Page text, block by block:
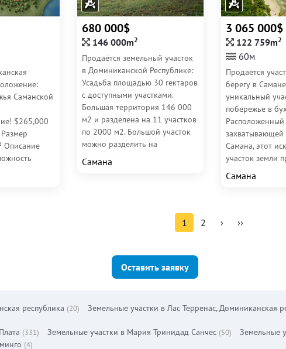
Саманской
$265,000
Описание
площадью
680 000$
146 000m2
Продаётся земельный участок
в Доминиканской Республике:
Усадьба площадью 30 гектаров
с доступными участками.
Большая территория 146 000
м2 и разделена на 11 участков
по 2000 м2. Большой участок
можно разделить на
дополнительные лоты для...
Самана
3 065 000$
122 759m2
60м
Продается
берегу в
уникальный
побережье в
Расположенный
захватывающей
Самана, этот
участок земли
неповторимую
для
Самана
1 2 › ››
Оставить заявку
республика (20) Земельные участки в Лас Терренас, Доминиканская
(331) Земельные участки в Мария Тринидад Санчес (50) Земельные
(4)